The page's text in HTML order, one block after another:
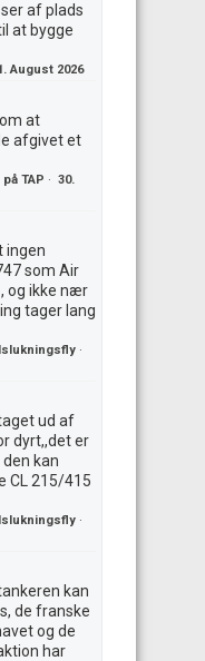
af plads
at bygge
August 2026
at
afgivet et
TAP · 30.
ingen
som Air
og ikke nær
tager lang
·
ud af
dyrt,,det er
kan
CL 215/415
·
kan
de franske
og de
har